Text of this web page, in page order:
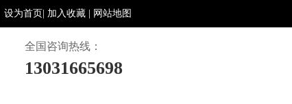
设为首页| 加入收藏 | 网站地图
全国咨询热线：
13031665698